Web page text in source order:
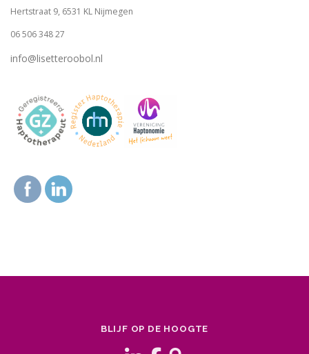
Hertstraat 9, 6531 KL Nijmegen
06 506 348 27
info@lisetteroobol.nl
BLIJF OP DE HOOGTE